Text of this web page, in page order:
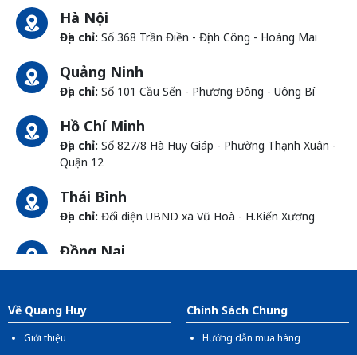
Hà Nội
Địa chỉ: Số 368 Trần Điền - Định Công - Hoàng Mai
Quảng Ninh
Địa chỉ: Số 101 Cầu Sến - Phương Đông - Uông Bí
Hồ Chí Minh
Địa chỉ: Số 827/8 Hà Huy Giáp - Phường Thạnh Xuân -
Quận 12
Thái Bình
Địa chỉ: Đối diện UBND xã Vũ Hoà - H.Kiến Xương
Đồng Nai
Địa chỉ:1066- QL 51 Tổ 3 - Ấp Đồng - Phước Tân -
Về Quang Huy
Giới thiệu
Chính Sách Chung
Hướng dẫn mua hàng